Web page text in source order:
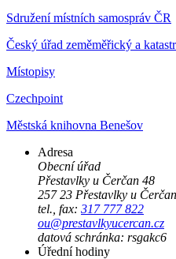
Sdružení místních samospráv ČR
Český úřad zeměměřický a
Místopisy
Czechpoint
Městská knihovna Benešov
Adresa
Obecní úřad
Přestavlky u Čerčan 48
257 23 Přestavlky u Čerčan
tel., fax: 317 777 822
ou@prestavlkyucercan.cz
datová schránka: rsgakc6
Úřední hodiny